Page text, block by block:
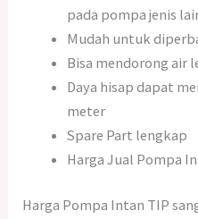
pada pompa jenis
Mudah untuk
Bisa mendorong air
Daya hisap dapat
meter
Spare Part lengkap
Harga Jual Pompa
Harga Pompa Intan TIP